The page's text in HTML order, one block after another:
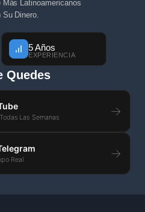
Latinoamericanos
Dinero.
5 Años
EXPERIENCIA
Quedes
Las Semanas →
Real →